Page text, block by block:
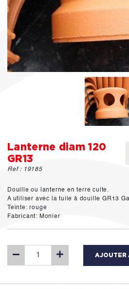
Lanterne diam 120
GR13
Ref : 19185
Douille ou lanterne en terre cuite.
A utiliser avec la tuile à douille GR13
Teinte: rouge
Fabricant: Monier
AJOUTER